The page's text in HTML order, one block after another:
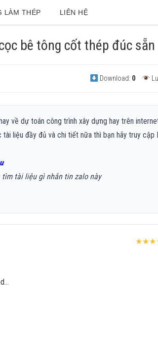
LÀM THÉP LIÊN HỆ
bê tông cốt thép đúc sẵn
Download: 0
về dự toán công trình xây dựng hay trên
liệu đầy đủ và chi tiết nữa thì bạn hãy truy cập
tài liệu gì nhắn tin zalo này